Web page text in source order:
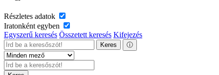
Részletes adatok
Iratonként egyben
Egyszerű keresés Összetett keresés Kifejezés
Keres ⓘ